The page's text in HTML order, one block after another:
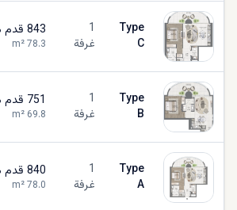
Type
C
1
غرفة
843 قدم
78.3
Type
B
1
غرفة
751 قدم
69.8
Type
A
1
غرفة
840 قدم
78.0